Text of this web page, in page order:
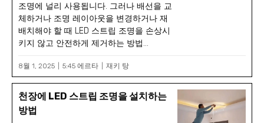
조명에 널리 사용됩니다. 그러나 배선을 교
체하거나 조명 레이아웃을 변경하거나 재
배치해야 할 때 LED 스트립 조명을 손상시
키지 않고 안전하게 제거하는 방법...
8월 1, 2025 5:45 에르타 재키 탕
천장에 LED 스트립 조명을 설치하는
방법